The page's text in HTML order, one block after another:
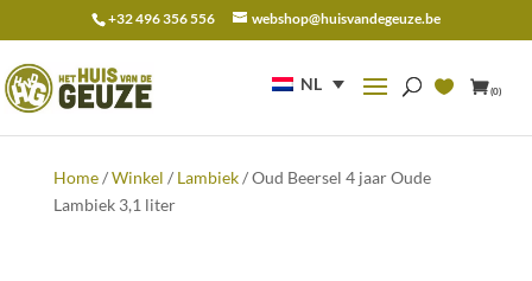
+32 496 356 556 webshop@huisvandegeuze.be
NL (0)
naar:
Home/Winkel / Lambiek/ Oud Beersel 4 jaar Oude
Lambiek 3,1 liter